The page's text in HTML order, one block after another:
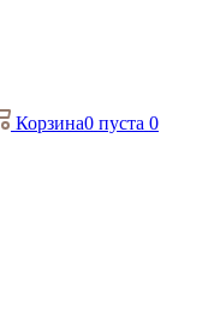
Корзина0 пуста 0